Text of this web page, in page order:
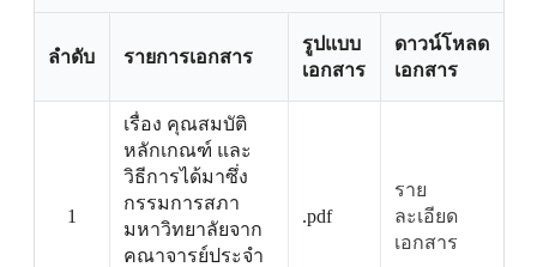
ลำดับ รายการเอกสาร
รูปแบบ
เอกสาร
ดาวน์โหลด
เอกสาร
1
เรื่อง คุณสมบัติ
หลักเกณฑ์ และ
วิธีการได้มาซึ่ง
กรรมการสภา
มหาวิทยาลัยจาก
คณาจารย์ประจำ
.pdf
ราย
ละเอียด
เอกสาร